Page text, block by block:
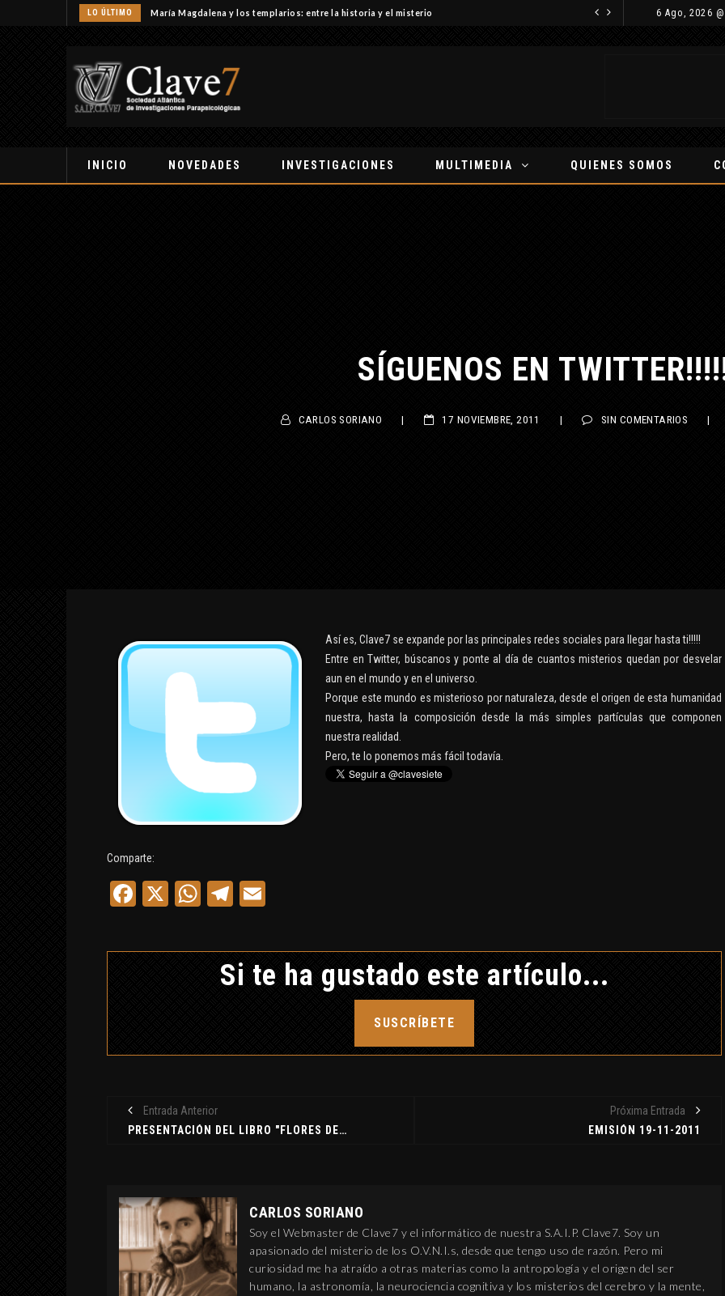
LO ÚLTIMO María Magdalena y los templarios: entre la historia y el misterio 6 Ago, 2026
INICIO NOVEDADES INVESTIGACIONES MULTIMEDIA QUIENES SOMOS
SÍGUENOS EN TWITTER!!!!!
Así es, Clave7 se expande por las principales redes sociales para llegar hasta ti!!!!!
Entre en Twitter, búscanos y ponte al día de cuantos misterios quedan por desvelar
aun en el mundo y en el universo.
Porque este mundo es misterioso por naturaleza, desde el origen de esta humanidad
nuestra, hasta la composición desde la más simples partículas que componen
nuestra realidad.
Pero, te lo ponemos más fácil todavía.
Comparte:
Facebook
X WhatsApp
Telegram
Si te ha gustado este artículo...
SUSCRÍBETE
Entrada Anterior
PRESENTACIÓN DEL LIBRO "FLORES DE BACH, UNA TERAPIA VIBRACIONAL", DE ARTUR JOSÉ LOPES
Próxima Entrada
EMISIÓN 19-11-2011
CARLOS SORIANO
Soy el Webmaster de Clave7 y el informático de nuestra S.A.I.P. Clave7. Soy un
apasionado del misterio de los O.V.N.I.s, desde que tengo uso de razón. Pero mi
curiosidad me ha atraído a otras materias como la antropología y el origen del ser
humano, la astronomía, la neurociencia cognitiva y los misterios del cerebro y la mente,
INTERPRETACIÓN DE
ABRAXAS SEGÚN
BLAVATSKY Y JUNG